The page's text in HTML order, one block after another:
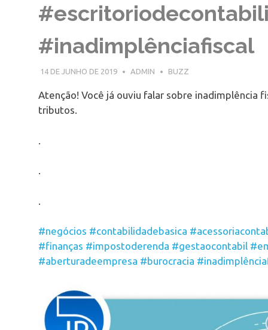
#inadimplênciafiscal
14 DE JUNHO DE 2019 ADMIN BUZZ
Atenção! Você já ouviu falar sobre inadimplência
tributos.
.
#negócios #contabilidadebasica
#finanças #impostoderenda #gestaocontabil
#aberturadeempresa #burocracia